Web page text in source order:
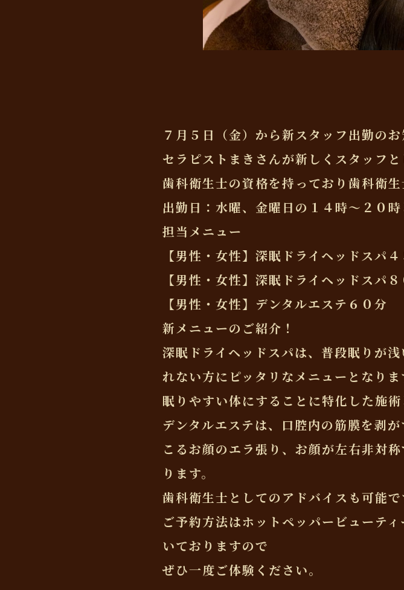
７月５日（金）から新スタッフ出勤のお
セラピストまきさんが新しくスタッフ
歯科衛生士の資格を持っており歯科衛
出勤日：水曜、金曜日の１４時〜２０時
担当メニュー
【男性・女性】深眠ドライヘッドスパ
【男性・女性】深眠ドライヘッドスパ
【男性・女性】デンタルエステ６
新メニューのご紹介！
深眠ドライヘッドスパは、普段眠りが
れない方にピッタリなメニューとなり
眠りやすい体にすることに特化した施術
デンタルエステは、口腔内の筋膜を剥
こるお顔のエラ張り、お顔が左右非対
ります。
歯科衛生士としてのアドバイスも可能で
ご予約方法はホットペッパービューテ
いておりますので
ぜひ一度ご体験ください。